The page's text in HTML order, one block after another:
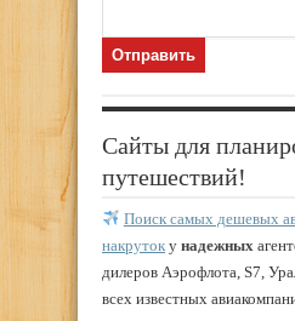
Сайты для
путешествий!
Поиск самых дешевых
накруток у надежных
дилеров Аэрофлота, S7,
всех известных